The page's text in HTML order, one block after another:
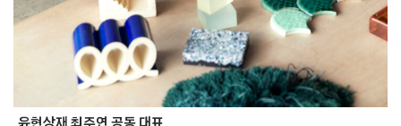
윤현상재 최주연 공동 대표